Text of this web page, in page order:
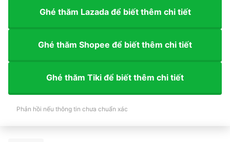
Ghé thăm Lazada để biết thêm chi tiết
Ghé thăm Shopee để biết thêm chi tiết
Ghé thăm Tiki để biết thêm chi tiết
Phản hồi nếu thông tin chưa chuẩn xác